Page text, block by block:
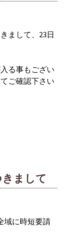
まして、23日
る事もござい
ご確認下さい
まして
域に時短要請